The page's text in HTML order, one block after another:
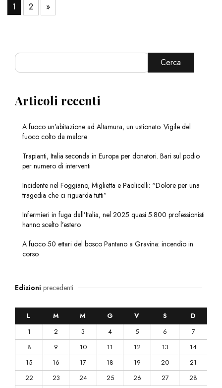
1 2 »
Cerca
Articoli recenti
A fuoco un’abitazione ad Altamura, un ustionato. Vigile del
fuoco colto da malore
Trapianti, Italia seconda in Europa per donatori. Bari sul podio
per numero di interventi
Incidente nel Foggiano, Miglietta e Paolicelli: “Dolore per una
tragedia che ci riguarda tutti”
Infermieri in fuga dall’Italia, nel 2025 quasi 5.800 professionisti
hanno scelto l’estero
A fuoco 50 ettari del bosco Pantano a Gravina: incendio in
corso
Edizioni precedenti
L M M G V S
D
1
2 3 4 5 6
7
8
9 10 11 12 13
14
15
16 17 18 19 20
21
22
23 24 25 26 27
28